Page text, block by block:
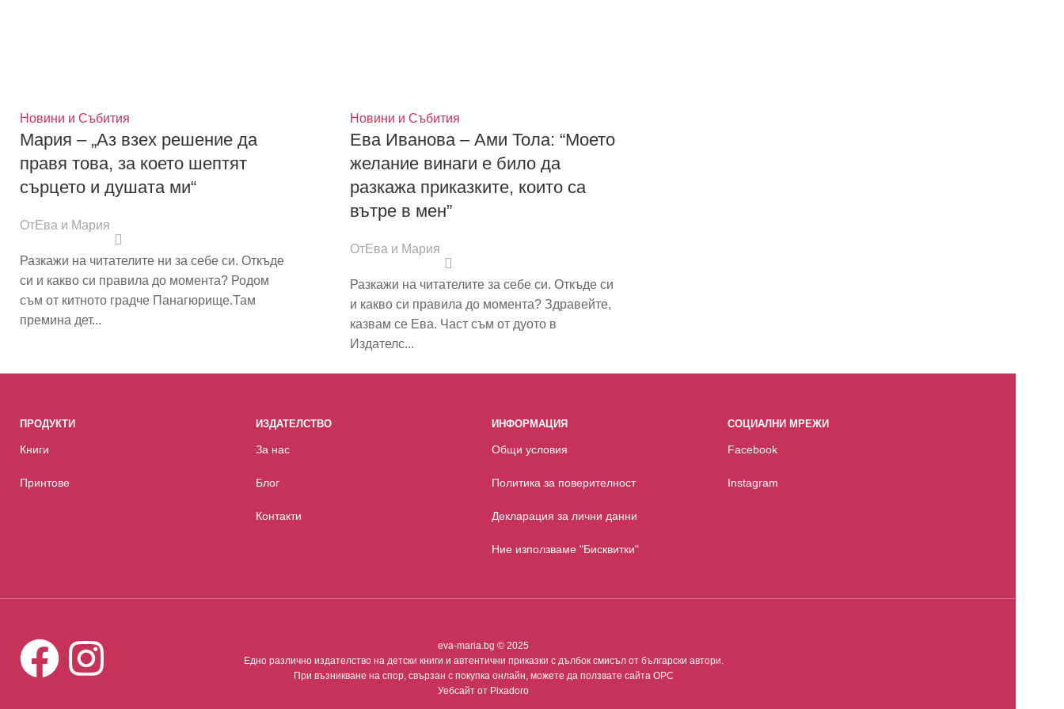
Новини и Събития
Мария – „Аз взех решение да
правя това, за което шептят
сърцето и душата ми“
ОтЕва и Мария
Разкажи на читателите ни за себе си. Откъде
си и какво си правила до момента? Родом
съм от китното градче Панагюрище.Там
премина дет...
Новини и Събития
Ева Иванова – Ами Тола: “Моето
желание винаги е било да
разкажа приказките, които са
вътре в мен”
ОтЕва и Мария
Разкажи на читателите за себе си. Откъде си
и какво си правила до момента? Здравейте,
казвам се Ева. Част съм от дуото в
Издателс...
ПРОДУКТИ
Книги
Принтове
ИЗДАТЕЛСТВО
За нас
Блог
Контакти
ИНФОРМАЦИЯ
Общи условия
Политика за поверителност
Декларация за лични данни
Ние използваме "Бисквитки"
СОЦИАЛНИ МРЕЖИ
Facebook
Instagram
eva-maria.bg © 2025
Едно различно издателство на детски книги и автентични приказки с дълбок смисъл от български автори.
При възникване на спор, свързан с покупка онлайн, можете да ползвате сайта ОРС
Уебсайт от Pixadoro